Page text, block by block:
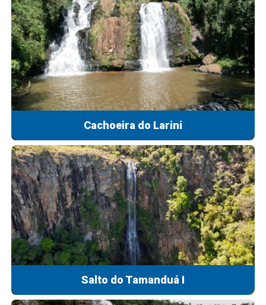
Cachoeira do Larini
Salto do Tamanduá I